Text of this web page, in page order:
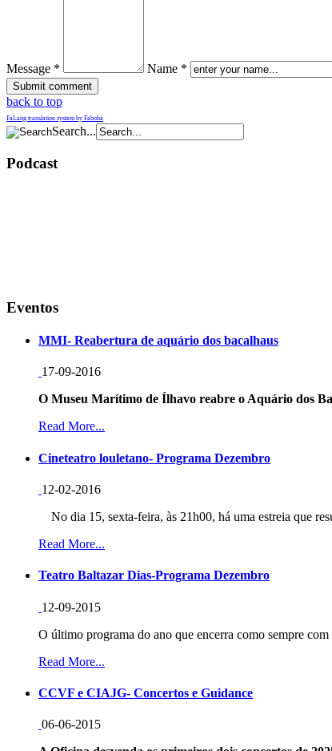
Message * Name *
back to top
FaLang translation system by Faboba
Search...
Podcast
Eventos
MMI- Reabertura de aquário dos bacalhaus
17-09-2016
O Museu Marítimo de Ílhavo reabre o Aquário dos
Read More...
Cineteatro louletano- Programa Dezembro
12-02-2016
No dia 15, sexta-feira, às 21h00, há uma estreia que
Read More...
Teatro Baltazar Dias-Programa Dezembro
12-09-2015
O último programa do ano que encerra como sempre
Read More...
CCVF e CIAJG- Concertos e Guidance
06-06-2015